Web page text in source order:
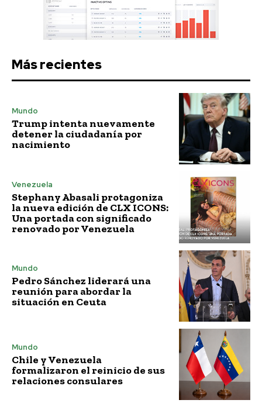
Más recientes
Mundo
Trump intenta nuevamente
detener la ciudadanía por
nacimiento
Venezuela
Stephany Abasali protagoniza
la nueva edición de CLX ICONS:
Una portada con significado
renovado por Venezuela
Mundo
Pedro Sánchez liderará una
reunión para abordar la
situación en Ceuta
Mundo
Chile y Venezuela
formalizaron el reinicio de sus
relaciones consulares